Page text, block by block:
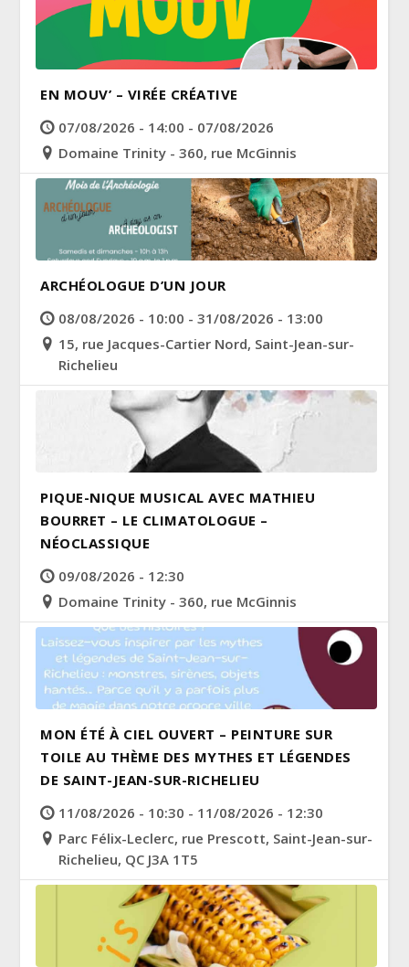
EN MOUV’ – VIRÉE CRÉATIVE
07/08/2026 - 14:00 - 07/08/2026
Domaine Trinity - 360, rue McGinnis
ARCHÉOLOGUE D’UN JOUR
08/08/2026 - 10:00 - 31/08/2026 - 13:00
15, rue Jacques-Cartier Nord, Saint-Jean-sur-
Richelieu
PIQUE-NIQUE MUSICAL AVEC MATHIEU
BOURRET – LE CLIMATOLOGUE –
NÉOCLASSIQUE
09/08/2026 - 12:30
Domaine Trinity - 360, rue McGinnis
MON ÉTÉ À CIEL OUVERT – PEINTURE SUR
TOILE AU THÈME DES MYTHES ET LÉGENDES
DE SAINT-JEAN-SUR-RICHELIEU
11/08/2026 - 10:30 - 11/08/2026 - 12:30
Parc Félix-Leclerc, rue Prescott, Saint-Jean-sur-
Richelieu, QC J3A 1T5